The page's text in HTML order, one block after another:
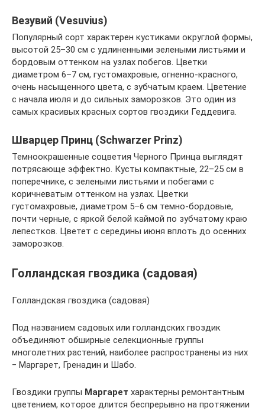
Везувий (Vesuvius)
Популярный сорт характерен кустиками округлой формы,
высотой 25–30 см с удлиненными зелеными листьями и
бордовым оттенком на узлах побегов. Цветки
диаметром 6–7 см, густомахровые, огненно-красного,
очень насыщенного цвета, с зубчатым краем. Цветение
с начала июля и до сильных заморозков. Это один из
самых красивых красных сортов гвоздики Геддевига.
Шварцер Принц (Schwarzer Prinz)
Темноокрашенные соцветия Черного Принца выглядят
потрясающе эффектно. Кусты компактные, 22–25 см в
поперечнике, с зелеными листьями и побегами с
коричневатым оттенком на узлах. Цветки
густомахровые, диаметром 5–6 см темно-бордовые,
почти черные, с яркой белой каймой по зубчатому краю
лепестков. Цветет с середины июня вплоть до осенних
заморозков.
Голландская гвоздика (садовая)
Голландская гвоздика (садовая)
Под названием садовых или голландских гвоздик
объединяют обширные селекционные группы
многолетних растений, наиболее распространены из них
‒ Маргарет, Гренадин и Шабо.
Гвоздики группы Маргарет характерны ремонтантным
цветением, которое длится беспрерывно на протяжении